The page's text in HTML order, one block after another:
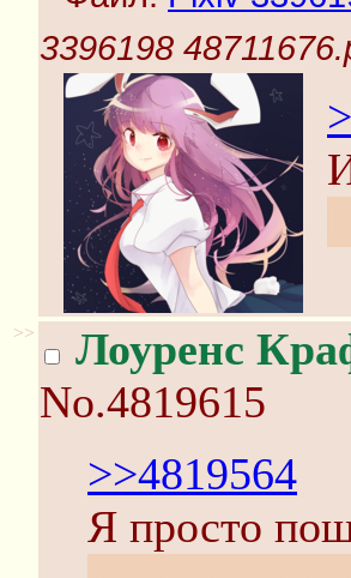
3396198
>> Лоуренс
No.4819615
>>4819564
Я просто